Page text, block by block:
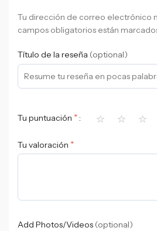
Tu dirección de correo electrónico
campos obligatorios están
Título de la reseña (optional)
Tu puntuación * ⭐ ⭐ ⭐
Tu valoración *
Add Photos/Videos (optional)